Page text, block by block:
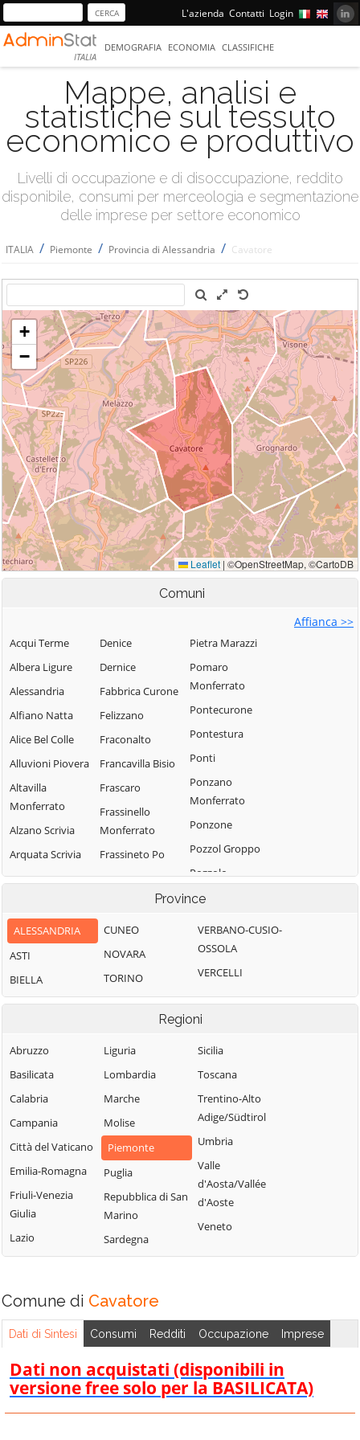
L'azienda Contatti Login
ITALIA
DEMOGRAFIA ECONOMIA CLASSIFICHE
Mappe, analisi e
statistiche sul tessuto
economico e produttivo
Livelli di occupazione e di disoccupazione, reddito
disponibile, consumi per merceologia e segmentazione
delle imprese per settore economico
ITALIA / Piemonte / Provincia di Alessandria / Cavatore
Comuni
Affianca >>
Acqui Terme
Albera Ligure
Alessandria
Alfiano Natta
Alice Bel Colle
Alluvioni Piovera
Altavilla
Monferrato
Alzano Scrivia
Arquata Scrivia
Avolasca
Basaluzzo
Bassignana
Belforte
Borbera
Borgo San
Martino
Borgoratto
Alessandrino
Bosco Marengo
Bosio
Brignano-
Frascata
Camagna
Monferrato
Camino
Denice
Dernice
Fabbrica Curone
Felizzano
Fraconalto
Francavilla Bisio
Frascaro
Frassinello
Monferrato
Frassineto Po
Fresonara
Fubine
Grondona
Guazzora
Sant'Antonio
Malvicino
Masio
Melazzo
Merana
Mirabello
Monferrato
Pietra Marazzi
Pomaro
Monferrato
Pontecurone
Pontestura
Ponti
Ponzano
Monferrato
Ponzone
Pozzol Groppo
Pozzolo
Ricaldone
Rocchetta Ligure
Rosignano
Sala Monferrato
Sale
Monferrato
Curone
Sant'Agata Fossili
Province
ALESSANDRIA
ASTI
BIELLA
CUNEO
NOVARA
TORINO
VERBANO-CUSIO-
OSSOLA
VERCELLI
Regioni
Abruzzo
Basilicata
Calabria
Campania
Città del Vaticano
Emilia-Romagna
Friuli-Venezia
Giulia
Lazio
Liguria
Lombardia
Marche
Molise
Piemonte
Puglia
Repubblica di San
Marino
Sardegna
Sicilia
Toscana
Trentino-Alto
Adige/Südtirol
Umbria
Valle
d'Aosta/Vallée
d'Aoste
Veneto
Comune di Cavatore
Dati di Sintesi Consumi Redditi Occupazione Imprese
Dati non acquistati (disponibili in
versione free solo per la BASILICATA)